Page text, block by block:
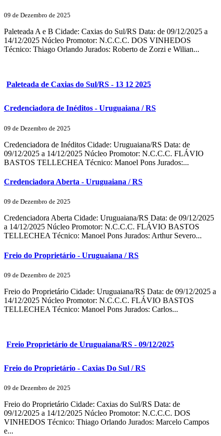
09 de Dezembro de 2025
Paleteada A e B Cidade: Caxias do Sul/RS Data: de 09/12/2025 a
14/12/2025 Núcleo Promotor: N.C.C.C. DOS VINHEDOS
Técnico: Thiago Orlando Jurados: Roberto de Zorzi e Wilian...
Paleteada de Caxias do Sul/RS - 13 12 2025
Credenciadora de Inéditos - Uruguaiana / RS
09 de Dezembro de 2025
Credenciadora de Inéditos Cidade: Uruguaiana/RS Data: de
09/12/2025 a 14/12/2025 Núcleo Promotor: N.C.C.C. FLÁVIO
BASTOS TELLECHEA Técnico: Manoel Pons Jurados:...
Credenciadora Aberta - Uruguaiana / RS
09 de Dezembro de 2025
Credenciadora Aberta Cidade: Uruguaiana/RS Data: de 09/12/2025
a 14/12/2025 Núcleo Promotor: N.C.C.C. FLÁVIO BASTOS
TELLECHEA Técnico: Manoel Pons Jurados: Arthur Severo...
Freio do Proprietário - Uruguaiana / RS
09 de Dezembro de 2025
Freio do Proprietário Cidade: Uruguaiana/RS Data: de 09/12/2025 a
14/12/2025 Núcleo Promotor: N.C.C.C. FLÁVIO BASTOS
TELLECHEA Técnico: Manoel Pons Jurados: Carlos...
Freio Proprietário de Uruguaiana/RS - 09/12/2025
Freio do Proprietário - Caxias Do Sul / RS
09 de Dezembro de 2025
Freio do Proprietário Cidade: Caxias do Sul/RS Data: de
09/12/2025 a 14/12/2025 Núcleo Promotor: N.C.C.C. DOS
VINHEDOS Técnico: Thiago Orlando Jurados: Marcelo Campos
e...